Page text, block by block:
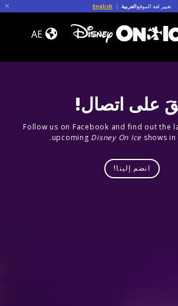
تغيير لغة الموقعالعربية |
English
AE
على اتصال!
Follow us on Facebook and find out the
upcoming Disney On Ice shows in
انضم إلينا!